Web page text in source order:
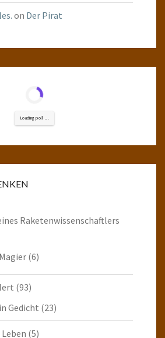
on Der Pirat
Loading poll ...
Raketenwissenschaftlers
(6)
(93)
Gedicht (23)
(5)